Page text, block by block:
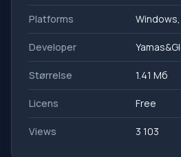
Platforms
Developer
Størrelse 1.41 Mб
Licens Free
Views 3 103